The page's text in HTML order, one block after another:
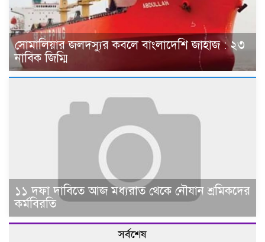
সোমালিয়ার জলদস্যুর কবলে বাংলাদেশি জাহাজ : ২৩
নাবিক জিম্মি
১১ দফা দাবিতে আজ মধ্যরাত থেকে নৌযান শ্রমিকদের
কর্মবিরতি
সর্বশেষ